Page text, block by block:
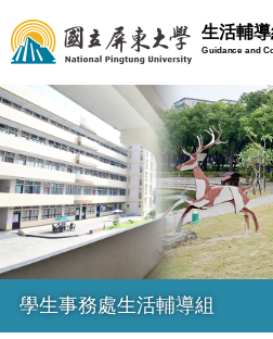
跳
到
主
要
內
容
區
生活輔導
Guidance and
學生事務處生活輔導組